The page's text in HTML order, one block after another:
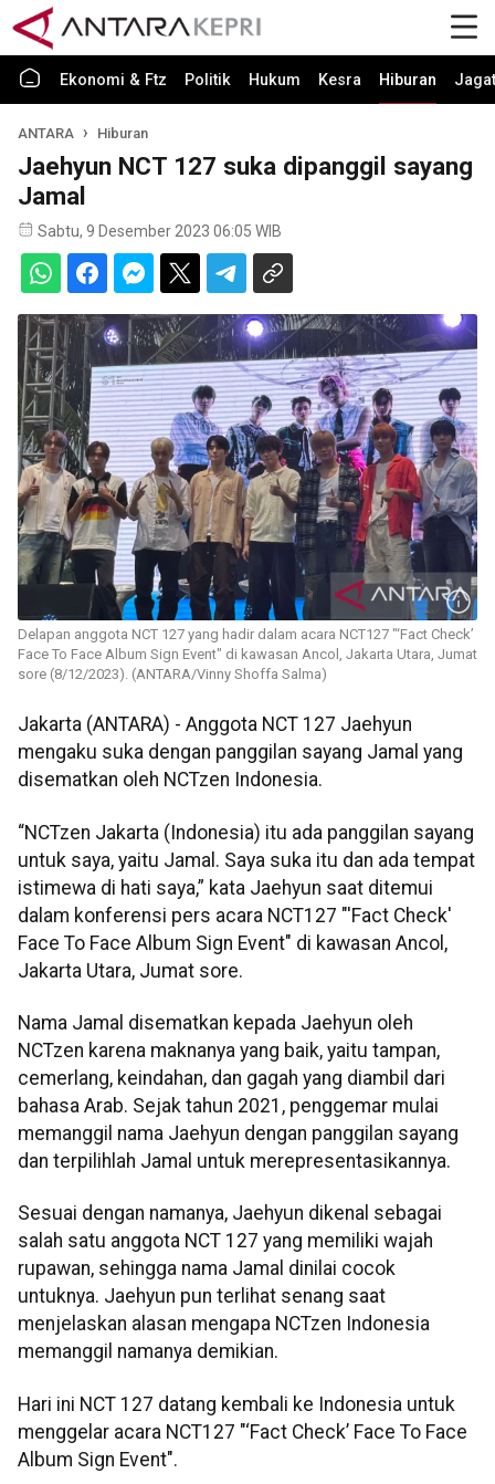
Ekonomi & Ftz Politik Hukum Kesra Hiburan Jagat
ANTARA Hiburan
Jaehyun NCT 127 suka dipanggil sayang
Jamal
Sabtu, 9 Desember 2023 06:05 WIB
Delapan anggota NCT 127 yang hadir dalam acara NCT127 "‘Fact Check’
Face To Face Album Sign Event" di kawasan Ancol, Jakarta Utara, Jumat
sore (8/12/2023). (ANTARA/Vinny Shoffa Salma)
Jakarta (ANTARA) - Anggota NCT 127 Jaehyun
mengaku suka dengan panggilan sayang Jamal yang
disematkan oleh NCTzen Indonesia.
“NCTzen Jakarta (Indonesia) itu ada panggilan sayang
untuk saya, yaitu Jamal. Saya suka itu dan ada tempat
istimewa di hati saya,” kata Jaehyun saat ditemui
dalam konferensi pers acara NCT127 "'Fact Check'
Face To Face Album Sign Event" di kawasan Ancol,
Jakarta Utara, Jumat sore.
Nama Jamal disematkan kepada Jaehyun oleh
NCTzen karena maknanya yang baik, yaitu tampan,
cemerlang, keindahan, dan gagah yang diambil dari
bahasa Arab. Sejak tahun 2021, penggemar mulai
memanggil nama Jaehyun dengan panggilan sayang
dan terpilihlah Jamal untuk merepresentasikannya.
Sesuai dengan namanya, Jaehyun dikenal sebagai
salah satu anggota NCT 127 yang memiliki wajah
rupawan, sehingga nama Jamal dinilai cocok
untuknya. Jaehyun pun terlihat senang saat
menjelaskan alasan mengapa NCTzen Indonesia
memanggil namanya demikian.
Hari ini NCT 127 datang kembali ke Indonesia untuk
menggelar acara NCT127 "‘Fact Check’ Face To Face
Album Sign Event".